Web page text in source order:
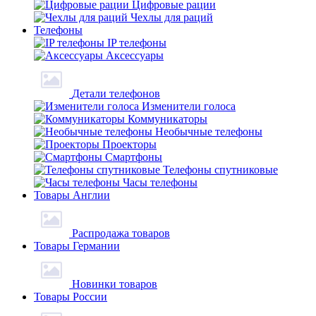
Цифровые рации
Чехлы для раций
Телефоны
IP телефоны
Аксессуары
Детали телефонов
Изменители голоса
Коммуникаторы
Необычные телефоны
Проекторы
Смартфоны
Телефоны спутниковые
Часы телефоны
Товары Англии
Распродажа товаров
Товары Германии
Новинки товаров
Товары России